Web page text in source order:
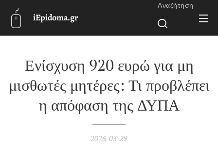
iEpidoma.gr
Αναζήτηση
Ενίσχυση 920 ευρώ για μη
μισθωτές μητέρες: Τι προβλέπει
η απόφαση της ΔΥΠΑ
2026-03-29